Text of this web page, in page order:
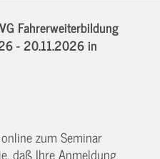
Fahrerweiterbildung
- 20.11.2026in
zum Seminar
daß Ihre Anmeldung